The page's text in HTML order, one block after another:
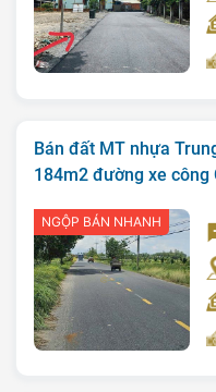
Giới Thiệu
Bán Đất
Nhà Bán
Nhà Đất Giá Tốt
Ký Gửi
Bán đất MT nhựa
184m2 đường xe công
NGỘP BÁN NHANH